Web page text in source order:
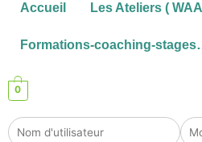
Accueil Les Ateliers (
Formations-coaching-
0